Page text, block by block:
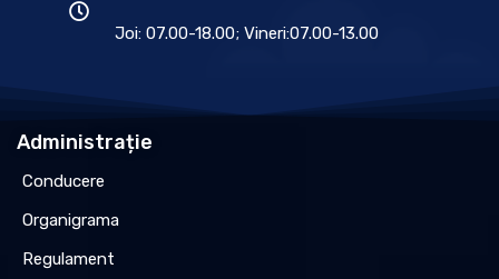
Joi: 07.00-18.00; Vineri:07.00-13.00
Administrație
Conducere
Organigrama
Regulament